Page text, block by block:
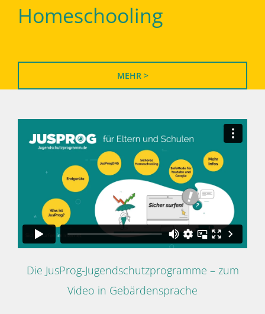
Homeschooling
MEHR >
Die JusProg-Jugendschutzprogramme – zum
Video in Gebärdensprache